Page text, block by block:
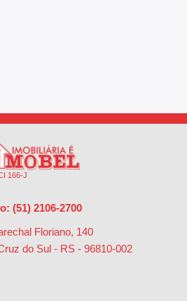
166-J
(51) 2106-2700
Floriano, 140
do Sul - RS - 96810-002